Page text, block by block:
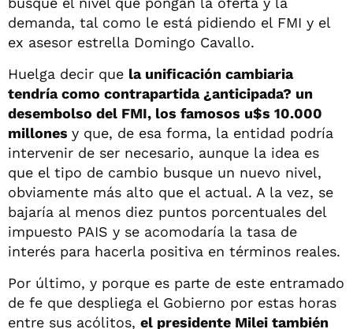
demanda, tal como le está pidiendo el FMI y el
ex asesor estrella Domingo Cavallo.
Huelga decir que la unificación cambiaria
tendría como contrapartida ¿anticipada? un
desembolso del FMI, los famosos u$s 10.000
millones y que, de esa forma, la entidad podría
intervenir de ser necesario, aunque la idea es
que el tipo de cambio busque un nuevo nivel,
obviamente más alto que el actual. A la vez, se
bajaría al menos diez puntos porcentuales del
impuesto PAIS y se acomodaría la tasa de
interés para hacerla positiva en términos reales.
Por último, y porque es parte de este entramado
de fe que despliega el Gobierno por estas horas
entre sus acólitos, el presidente Milei también